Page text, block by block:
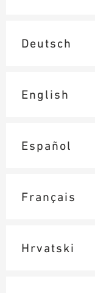
VIDEO
Deutsch
English
Español
Français
Hrvatski